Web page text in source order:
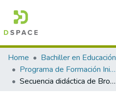
Communities & Collections
All of DSpace
Home
Bachiller en Educación
Programa de Formación Inicial docente
Secuencia didáctica de Brousseau y la enseñanza de la matemática en Educación Primaria